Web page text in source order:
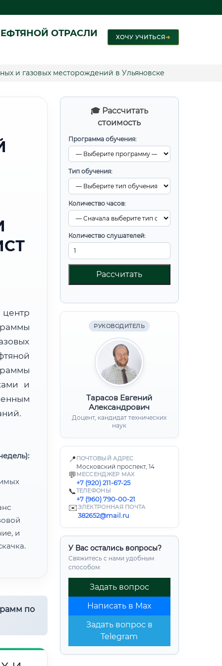
ОТРАСЛИ ХОЧУ УЧИТЬСЯ➜
и газовых месторождений в Ульяновске
🎓 Рассчитать
стоимость
Программа обучения:
Тип обучения:
Количество часов:
Количество слушателей:
Рассчитать
РУКОВОДИТЕЛЬ
Тарасов Евгений
Александрович
Доцент, кандидат технических
наук
📍 ПОЧТОВЫЙ АДРЕС
Московский проспект, 14
💬 МЕССЕНДЖЕР MAX
+7 (920) 211-67-25
📞ТЕЛЕФОНЫ
+7 (960) 790-00-21
✉️ЭЛЕКТРОННАЯ ПОЧТА
382652@mail.ru
У Вас остались вопросы?
Свяжитесь с нами удобным
способом:
Задать вопрос
Написать в Max
Задать вопрос в
Telegram
и
и
по